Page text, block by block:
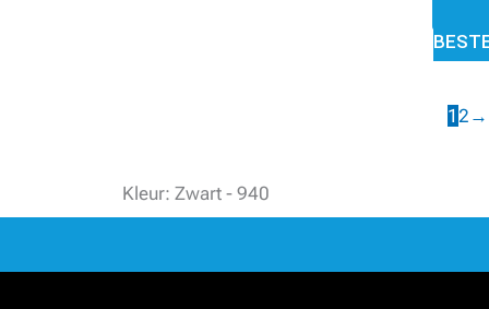
1 2 →
Kleur: Zwart - 940